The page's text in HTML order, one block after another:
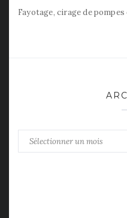
Fayotage, cirage de
Archives